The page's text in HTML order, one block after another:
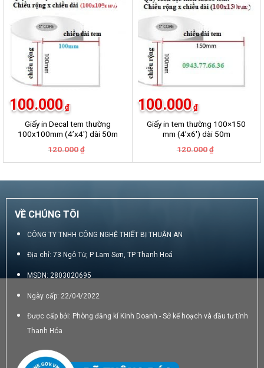
-17%
Giấy in Decal tem thường
100x100mm (4’x4′) dài 50m
120.000 ₫
là:
100.000 ₫
tại
100.000₫.
-17%
Giấy in tem thường 100×150
mm (4’x6′) dài 50m
120.000 ₫
là:
100.000 ₫
tại
100.000₫.
VỀ CHÚNG TÔI
CÔNG TY TNHH CÔNG NGHỆ THIẾT BỊ THUẬN AN
Địa chỉ: 73 Ngô Từ, P Lam Sơn, TP Thanh Hoá
MSDN: 2803020695
Ngày cấp: 22/04/2022
Được cấp bởi: Phòng đăng kí Kinh Doanh - Sở kế hoạch và đầu tư tỉnh
Thanh Hóa